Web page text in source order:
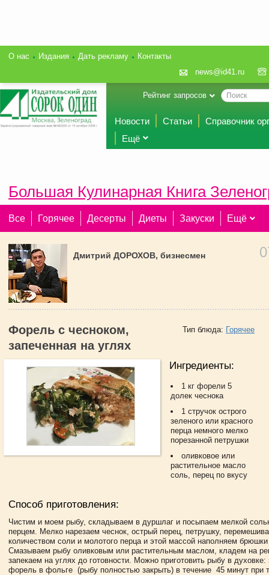
О нас Издания Дать рекламу
Контакты
news@id41.ru
Рейтинг запросов
Новости Статьи
Справочник
Ещё
Большая Кулинарная Книга
Все Горячее Десерты Диеты Закуски Ещё
Дмитрий ДОРОХОВ, бизнесмен
Тип блюда: Горячее
Форель с чесноком,
запеченная на углях
Ингредиенты:
1 кг форели 5
долек чеснока
1 стручок острого
зеленого или красного
перца немного мелко
порезанной петрушки
оливковое или
растительное масло
соль, перец по вкусу
Способ приготовления:
Чистим и моем рыбу, складываем в дуршлаг и посыпаем мелкой
перцем. Мелко нарезаем чеснок, острый перец, петрушку,
количеством соли и молотого перца и этой массой наполняем
Смазываем рыбу оливковым или растительным маслом, кладем на
запекаем на углях до готовности. Можно приготовить рыбу в
форель в фольге (рыбу полностью закрыть) в течение 45 минут при